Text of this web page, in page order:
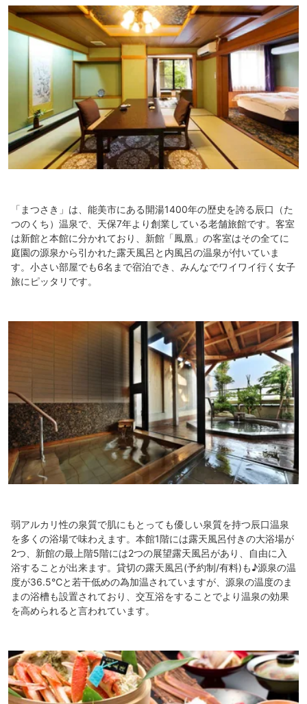
「まつさき」は、能美市にある開湯1400年の歴史を誇る辰口（た
つのくち）温泉で、天保7年より創業している老舗旅館です。客室
は新館と本館に分かれており、新館「鳳凰」の客室はその全てに
庭園の源泉から引かれた露天風呂と内風呂の温泉が付いていま
す。小さい部屋でも6名まで宿泊でき、みんなでワイワイ行く女子
旅にピッタリです。
弱アルカリ性の泉質で肌にもとっても優しい泉質を持つ辰口温泉
を多くの浴場で味わえます。本館1階には露天風呂付きの大浴場が
2つ、新館の最上階5階には2つの展望露天風呂があり、自由に入
浴することが出来ます。貸切の露天風呂(予約制/有料)も♪源泉の温
度が36.5℃と若干低めの為加温されていますが、源泉の温度のま
まの浴槽も設置されており、交互浴をすることでより温泉の効果
を高められると言われています。